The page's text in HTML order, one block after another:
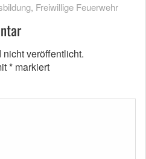
, Freiwillige Feuerwehr
veröffentlicht.
* markiert